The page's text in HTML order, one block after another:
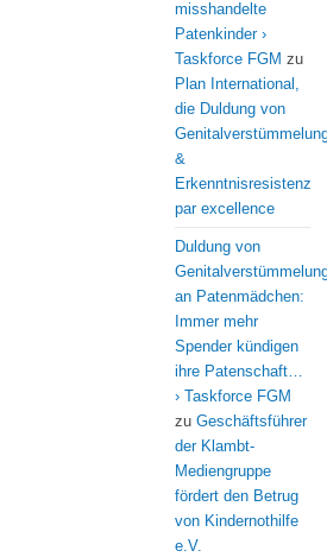
misshandelte
Patenkinder ›
Taskforce FGM zu
Plan International,
die Duldung von
&
Erkenntnisresistenz
par excellence
Duldung von
an Patenmädchen:
Immer mehr
Spender kündigen
ihre Patenschaft…
› Taskforce FGM
zu Geschäftsführer
der Klambt-
Mediengruppe
fördert den Betrug
von Kindernothilfe
e.V.